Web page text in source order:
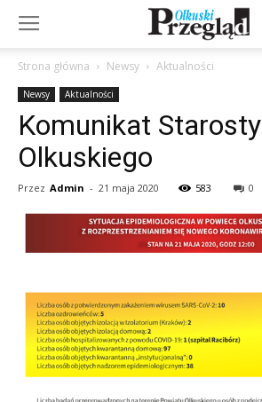
Strona główna Newsy Aktualności
Newsy Aktualności
Komunikat Starosty
Olkuskiego
Przez Admin - 21 maja 2020 583 0